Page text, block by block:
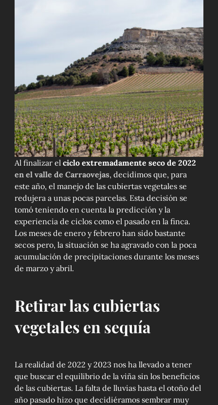
Al finalizar el ciclo extremadamente seco de 2022
en el valle de Carraovejas, decidimos que, para
este año, el manejo de las cubiertas vegetales se
redujera a unas pocas parcelas. Esta decisión se
tomó teniendo en cuenta la predicción y la
experiencia de ciclos como el pasado en la finca.
Los meses de enero y febrero han sido bastante
secos pero, la situación se ha agravado con la poca
acumulación de precipitaciones durante los meses
de marzo y abril.
Retirar las cubiertas
vegetales en sequía
La realidad de 2022 y 2023 nos ha llevado a tener
que buscar el equilibrio de la viña sin los beneficios
de las cubiertas. La falta de lluvias hasta el otoño del
año pasado hizo que decidiéramos sembrar muy